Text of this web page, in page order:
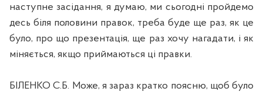
наступне засідання, я думаю, ми сьогодні пройдемо
десь біля половини правок, треба буде ще раз, як це
було, про що презентація, ще раз хочу нагадати, і як
міняється, якщо приймаються ці правки.
БІЛЕНКО С.Б. Може, я зараз кратко поясню, щоб було